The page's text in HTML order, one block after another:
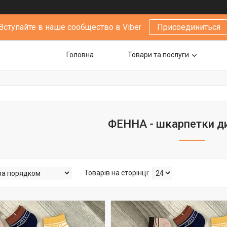
в наше сообщество в Viber Присоединиться
Головна Товари та послуги
ФЕННА - шкарпетки